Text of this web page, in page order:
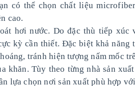
có thể chọn chất liệu
cao.
hơi nước. Do đặc thù tiếp xúc
kỳ cần thiết. Đặc biệt khả năng
tránh hiện tượng nấm mốc
khăn. Tùy theo từng nhà sản
lựa chọn nơi sản xuất phù hợp